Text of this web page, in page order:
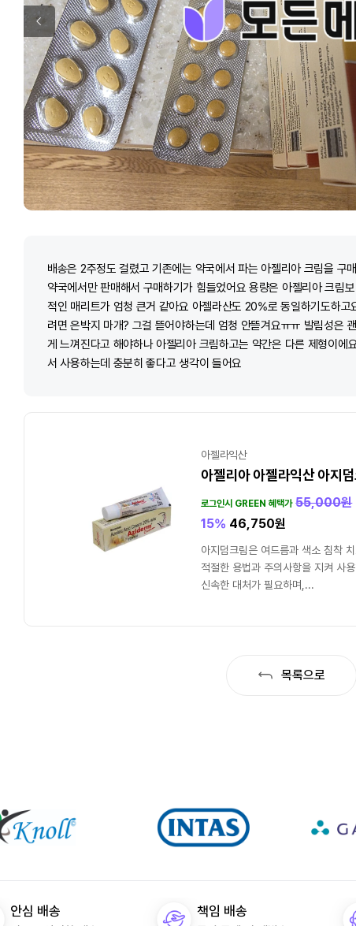
배송은 2주정도 걸렸고 기존에는 약국에서 파는 아젤리아 크림을 구
약국에서만 판매해서 구매하기가 힘들었어요 용량은 아젤리아 크림
적인 매리트가 엄청 큰거 같아요 아젤라산도 20%로 동일하기도하
려면 은박지 마개? 그걸 뜯어야하는데 엄청 안뜯겨요ㅠㅠ 발림성은
게 느껴진다고 해야하나 아젤리아 크림하고는 약간은 다른 제형이에
서 사용하는데 충분히 좋다고 생각이 들어요
아젤라익산
아젤리아 아젤라익산 아지
로그인시 GREEN 혜택가 55,000원
15% 46,750원
아지덤크림은 여드름과 색소 침착
적절한 용법과 주의사항을 지켜 사
신속한 대처가 필요하며,...
목록으로
안심 배송 책임 배송